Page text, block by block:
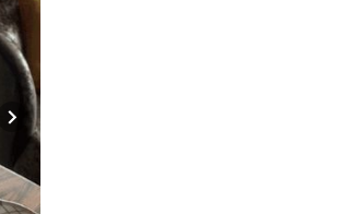
Next slide